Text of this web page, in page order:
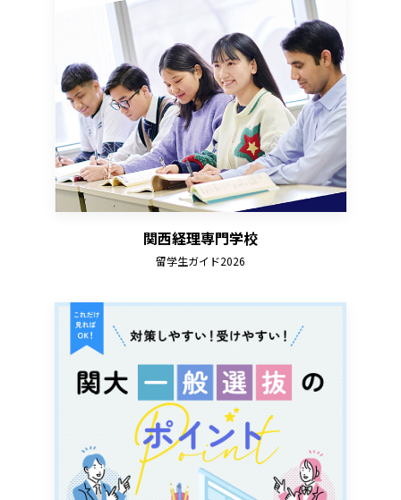
関西経理専門学校
留学生ガイド2026